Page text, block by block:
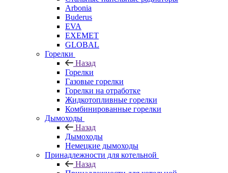
Arbonia
Buderus
EVA
EXEMET
GLOBAL
Горелки
Назад
Горелки
Газовые горелки
Горелки на отработке
Жидкотопливные горелки
Комбинированные горелки
Дымоходы
Назад
Дымоходы
Немецкие дымоходы
Принадлежности для котельной
Назад